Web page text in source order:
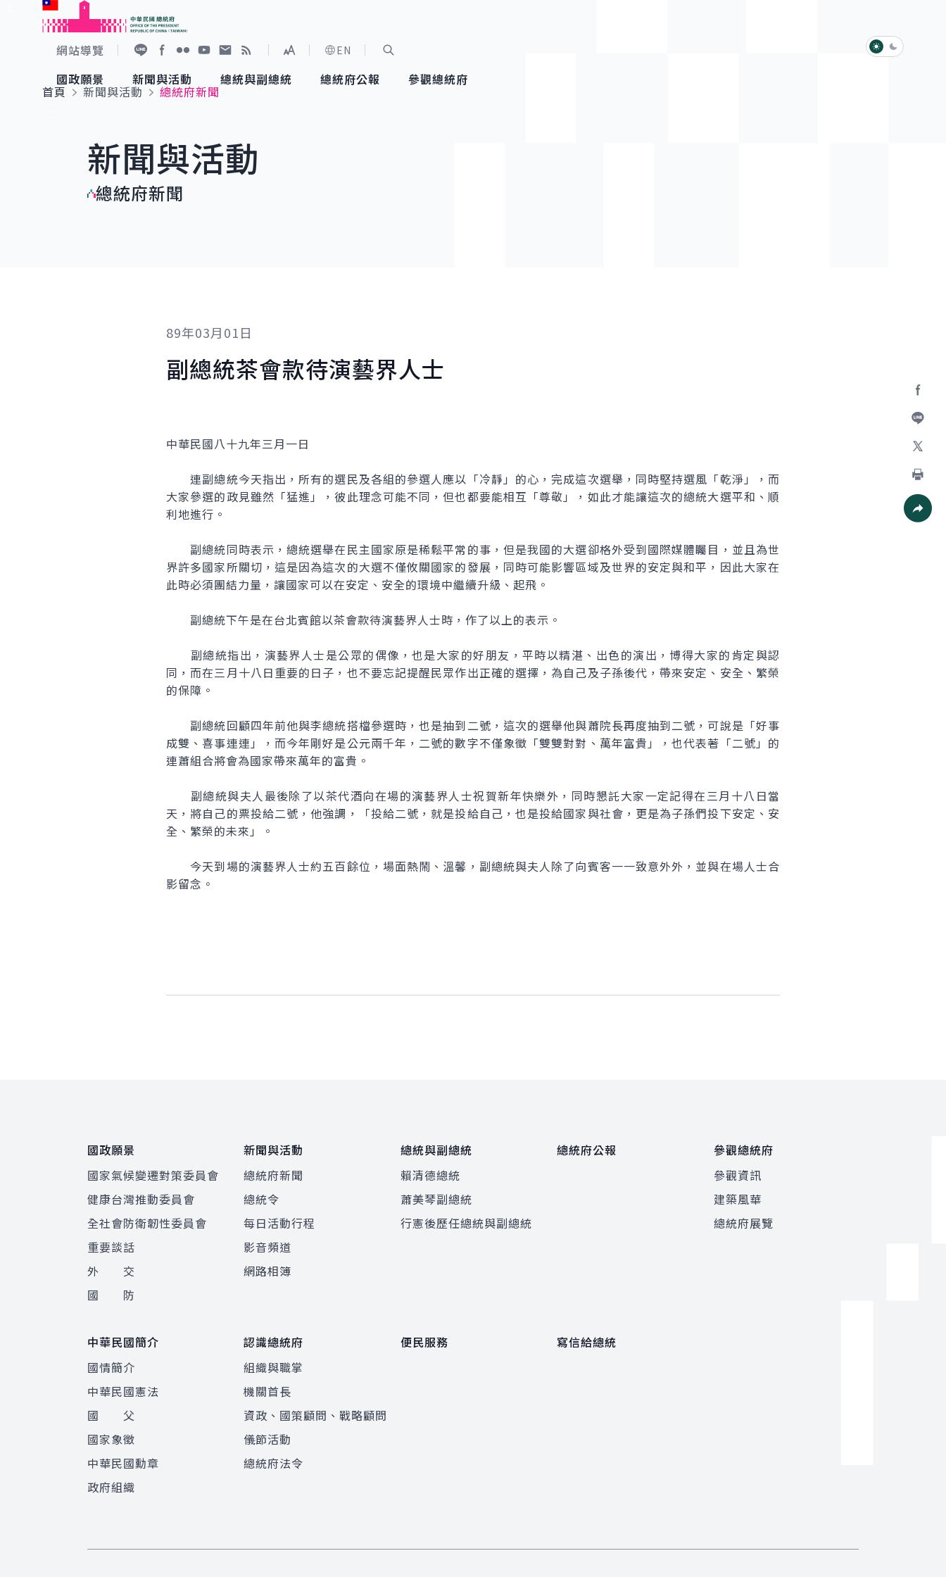
跳到主要內容
網站導覽
展開字級選單
EN
國政願景
國家氣候變遷對策委員會
重要談話
新聞與活動
總統府新聞
影音頻道
總統與副總統
賴清德總統
總統府公報 參觀總統府
參觀資訊
淺色模式
深色模式
首頁
新聞與活動
總統府新聞
新聞與活動
總統府新聞
加入好
列印
89年03月01日
副總統茶會款待演藝界人士
中華民國八十九年三月一日
連副總統今天指出，所有的選民及各組的參選人應以「冷靜」的心，完成這次選舉，同時堅持選風「乾淨」，而
大家參選的政見雖然「猛進」，彼此理念可能不同，但也都要能相互「尊敬」，如此才能讓這次的總統大選平和、順
利地進行。
副總統同時表示，總統選舉在民主國家原是稀鬆平常的事，但是我國的大選卻格外受到國際媒體矚目，並且為世
界許多國家所關切，這是因為這次的大選不僅攸關國家的發展，同時可能影響區域及世界的安定與和平，因此大家在
此時必須團結力量，讓國家可以在安定、安全的環境中繼續升級、起飛。
副總統下午是在台北賓館以茶會款待演藝界人士時，作了以上的表示。
副總統指出，演藝界人士是公眾的偶像，也是大家的好朋友，平時以精湛、出色的演出，博得大家的肯定與認
同，而在三月十八日重要的日子，也不要忘記提醒民眾作出正確的選擇，為自己及子孫後代，帶來安定、安全、繁榮
的保障。
副總統回顧四年前他與李總統搭檔參選時，也是抽到二號，這次的選舉他與蕭院長再度抽到二號，可說是「好事
成雙、喜事連連」，而今年剛好是公元兩千年，二號的數字不僅象徵「雙雙對對、萬年富貴」，也代表著「二號」的
連蕭組合將會為國家帶來萬年的富貴。
副總統與夫人最後除了以茶代酒向在場的演藝界人士祝賀新年快樂外，同時懇託大家一定記得在三月十八日當
天，將自己的票投給二號，他強調，「投給二號，就是投給自己，也是投給國家與社會，更是為子孫們投下安定、安
全、繁榮的未來」。
今天到場的演藝界人士約五百餘位，場面熱鬧、溫馨，副總統與夫人除了向賓客一一致意外外，並與在場人士合
影留念。
國政願景
國家氣候變遷對策委員會
健康台灣推動委員會
全社會防衛韌性委員會
重要談話
外 交
國 防
新聞與活動
總統府新聞
總統令
每日活動行程
影音頻道
網路相簿
總統與副總統
賴清德總統
蕭美琴副總統
行憲後歷任總統與副總統
總統府公報
參觀總統府
參觀資訊
建築風華
總統府展覽
中華民國簡介
國情簡介
中華民國憲法
國 父
國家象徵
中華民國勳章
政府組織
認識總統府
組織與職掌
機關首長
資政、國策顧問、戰略顧問
儀節活動
總統府法令
便民服務 寫信給總統